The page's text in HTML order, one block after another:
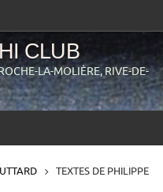
CLUB
LA-MOLIÈRE, RIVE-DE-
TEXTES DE PHILIPPE